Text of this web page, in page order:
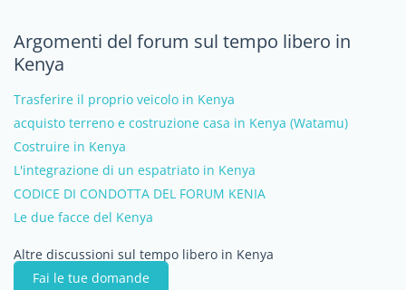
Argomenti del forum sul tempo libero in
Kenya
Trasferire il proprio veicolo in Kenya
acquisto terreno e costruzione casa in Kenya (Watamu)
Costruire in Kenya
L'integrazione di un espatriato in Kenya
CODICE DI CONDOTTA DEL FORUM KENIA
Le due facce del Kenya
Altre discussioni sul tempo libero in Kenya
Fai le tue domande